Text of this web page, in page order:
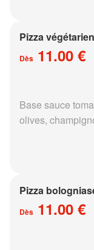
Pizza
Dès 11.00 €
Base sauce
olives,
Pizza
Dès 11.00 €